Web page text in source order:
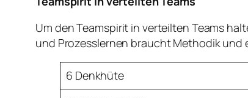
Um den Teamspirit in verteilten Teams
und Prozesslernen braucht Methodik
6 Denkhüte